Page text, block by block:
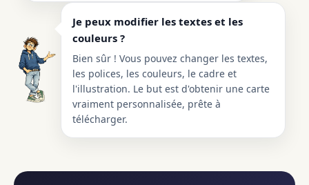
Je peux modifier les textes et les
couleurs ?
Bien sûr ! Vous pouvez changer les textes,
les polices, les couleurs, le cadre et
l'illustration. Le but est d'obtenir une carte
vraiment personnalisée, prête à
télécharger.